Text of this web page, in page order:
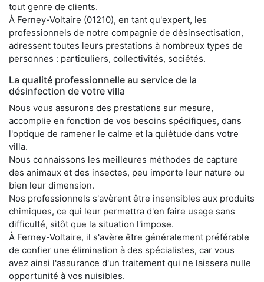
tout genre de clients.
À Ferney-Voltaire (01210), en tant qu'expert, les
professionnels de notre compagnie de désinsectisation,
adressent toutes leurs prestations à nombreux types de
personnes : particuliers, collectivités, sociétés.
La qualité professionnelle au service de la
désinfection de votre villa
Nous vous assurons des prestations sur mesure,
accomplie en fonction de vos besoins spécifiques, dans
l'optique de ramener le calme et la quiétude dans votre
villa.
Nous connaissons les meilleures méthodes de capture
des animaux et des insectes, peu importe leur nature ou
bien leur dimension.
Nos professionnels s'avèrent être insensibles aux produits
chimiques, ce qui leur permettra d'en faire usage sans
difficulté, sitôt que la situation l'impose.
À Ferney-Voltaire, il s'avère être généralement préférable
de confier une élimination à des spécialistes, car vous
avez ainsi l'assurance d'un traitement qui ne laissera nulle
opportunité à vos nuisibles.